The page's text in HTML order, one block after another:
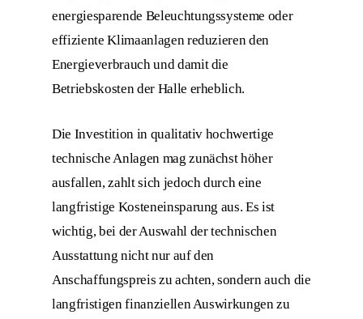
energiesparende Beleuchtungssysteme oder
effiziente Klimaanlagen reduzieren den
Energieverbrauch und damit die
Betriebskosten der Halle erheblich.
Die Investition in qualitativ hochwertige
technische Anlagen mag zunächst höher
ausfallen, zahlt sich jedoch durch eine
langfristige Kosteneinsparung aus. Es ist
wichtig, bei der Auswahl der technischen
Ausstattung nicht nur auf den
Anschaffungspreis zu achten, sondern auch die
langfristigen finanziellen Auswirkungen zu